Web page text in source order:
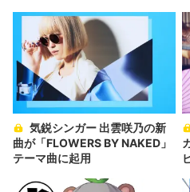
曲が「FLOWERS BY NAKED」
テーマ曲に起用